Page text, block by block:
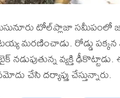
టోల్‌ప్లాజా
రోడ్డు పక్కన
నడుపుతున్న వ్యక్తి
చేసి దర్యాప్తు చేస్తున్నారు.